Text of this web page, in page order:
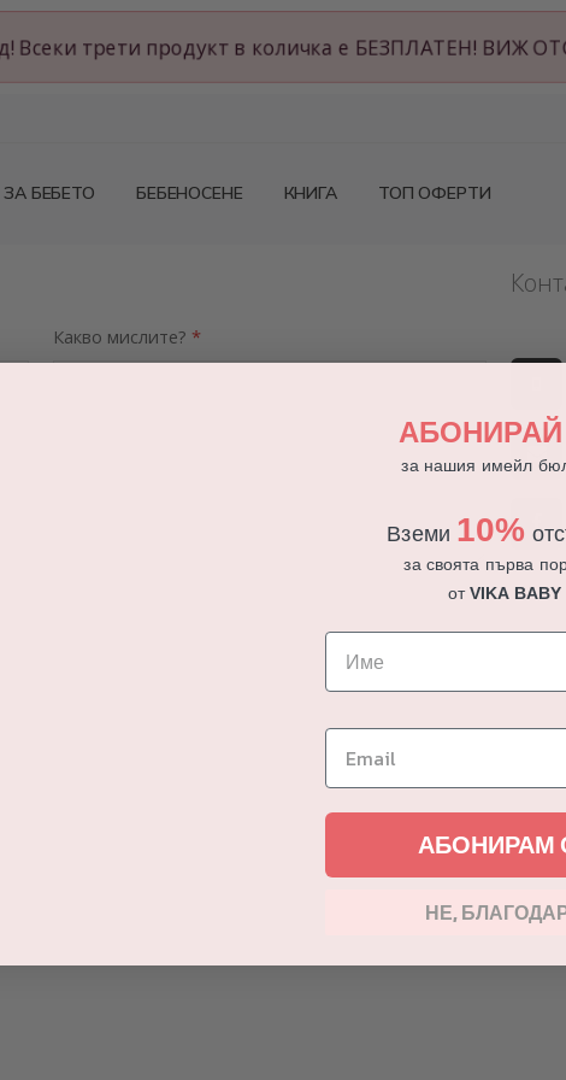
Всеки трети продукт в количка е БЕЗПЛАТЕН! ВИЖ
ЗА БЕБЕТО БЕБЕНОСЕНЕ КНИГА ТОП ОФЕРТИ
Какво мислите?
за нашия имейл
Вземи 10%
за своята първа
отVIKA BABY
АБОНИРАМ
НЕ,